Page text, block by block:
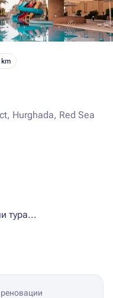
Hurghada, Red Sea
тура...